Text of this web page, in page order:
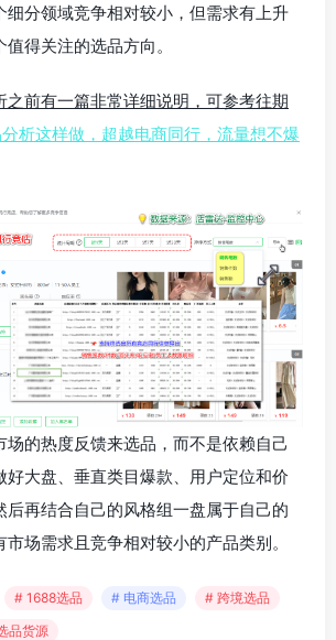
细分领域竞争相对较小，但需求有上升
得关注的选品方向。
之前有一篇非常详细说明，可参考往期
分析这样做，超越电商同行，流量想不爆
场的热度反馈来选品，而不是依赖自己
好大盘、垂直类目爆款、用户定位和价
后再结合自己的风格组一盘属于自己的
场需求且竞争相对较小的产品类别。
# 1688选品 # 电商选品
# 跨境选品
品货源